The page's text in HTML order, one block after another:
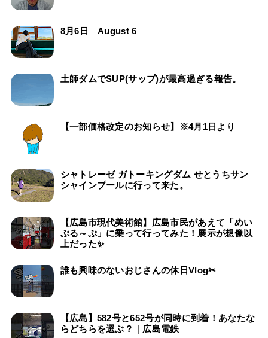
8月6日 August 6
土師ダムでSUP(サップ)が最高過ぎる報告。
【一部価格改定のお知らせ】※4月1日より
シャトレーゼ ガトーキングダム せとうちサン
シャインプールに行って来た。
【広島市現代美術館】広島市民があえて「めい
ぷる～ぷ」に乗って行ってみた！展示が想像以
上だった✨
誰も興味のないおじさんの休日Vlog✂
【広島】582号と652号が同時に到着！あなたな
らどちらを選ぶ？｜広島電鉄